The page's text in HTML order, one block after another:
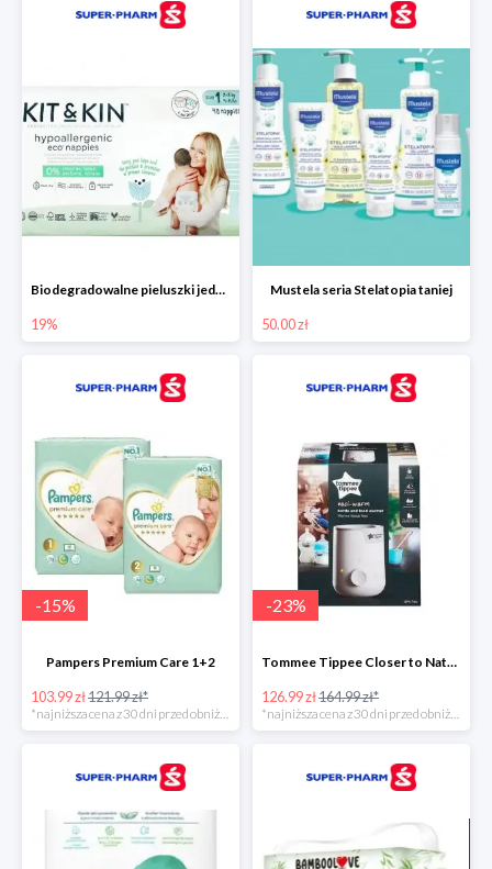
Biodegradowalne pieluszki jednorazowe -19%
19%
Mustela seria Stelatopia taniej
50.00 zł
-15%
Pampers Premium Care 1+2
103.99 zł121.99 zł*
*najniższa cena z 30 dni przed obniżką
-23%
Tommee Tippee Closer to Nature - elektryczny podgrzewacz butelek i pokarmu
126.99 zł164.99 zł*
*najniższa cena z 30 dni przed obniżką